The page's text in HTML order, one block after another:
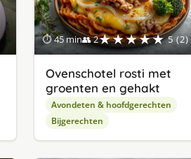
⏱ 45 min👥 2★★★★★ 5 (2)
Ovenschotel rosti met
groenten en gehakt
Avondeten & hoofdgerechten
Bijgerechten